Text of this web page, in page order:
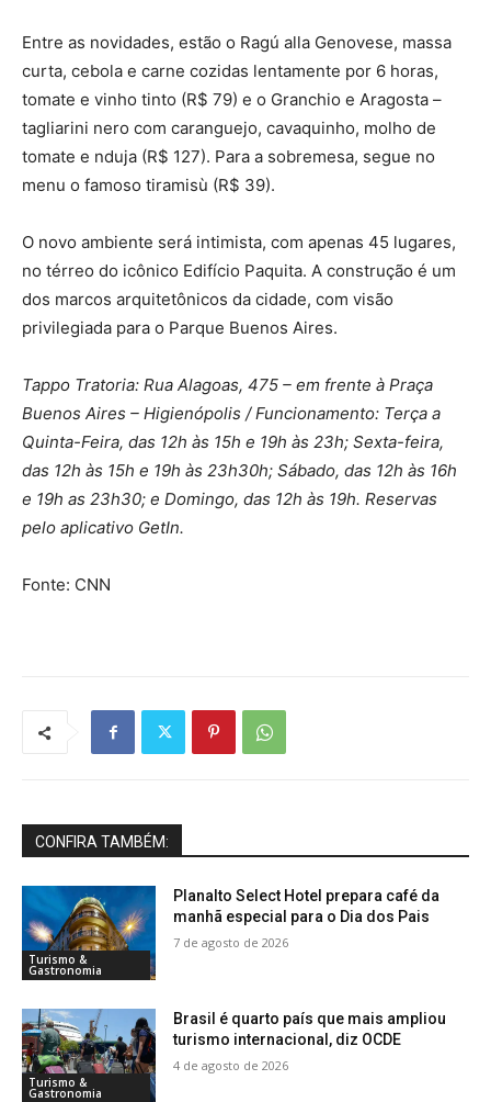
Entre as novidades, estão o Ragú alla Genovese, massa
curta, cebola e carne cozidas lentamente por 6 horas,
tomate e vinho tinto (R$ 79) e o Granchio e Aragosta –
tagliarini nero com caranguejo, cavaquinho, molho de
tomate e nduja (R$ 127). Para a sobremesa, segue no
menu o famoso tiramisù (R$ 39).
O novo ambiente será intimista, com apenas 45 lugares,
no térreo do icônico Edifício Paquita. A construção é um
dos marcos arquitetônicos da cidade, com visão
privilegiada para o Parque Buenos Aires.
Tappo Tratoria: Rua Alagoas, 475 – em frente à Praça
Buenos Aires – Higienópolis / Funcionamento: Terça a
Quinta-Feira, das 12h às 15h e 19h às 23h; Sexta-feira,
das 12h às 15h e 19h às 23h30h; Sábado, das 12h às 16h
e 19h as 23h30; e Domingo, das 12h às 19h. Reservas
pelo aplicativo GetIn.
Fonte: CNN
CONFIRA TAMBÉM:
Turismo &
Gastronomia
Planalto Select Hotel prepara café da
manhã especial para o Dia dos Pais
7 de agosto de 2026
Turismo &
Gastronomia
Brasil é quarto país que mais ampliou
turismo internacional, diz OCDE
4 de agosto de 2026